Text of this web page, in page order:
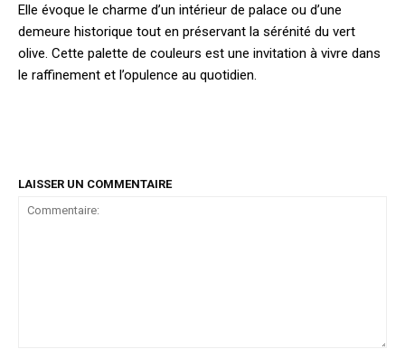
Elle évoque le charme d’un intérieur de palace ou d’une
demeure historique tout en préservant la sérénité du vert
olive. Cette palette de couleurs est une invitation à vivre dans
le raffinement et l’opulence au quotidien.
LAISSER UN COMMENTAIRE